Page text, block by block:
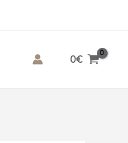
0€